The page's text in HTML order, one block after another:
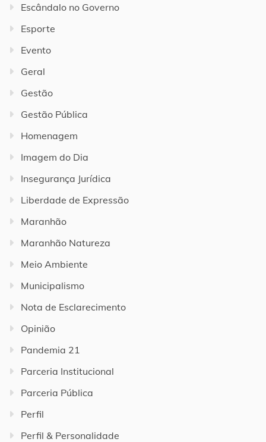
Escândalo no Governo
Esporte
Evento
Geral
Gestão
Gestão Pública
Homenagem
Imagem do Dia
Insegurança Jurídica
Liberdade de Expressão
Maranhão
Maranhão Natureza
Meio Ambiente
Municipalismo
Nota de Esclarecimento
Opinião
Pandemia 21
Parceria Institucional
Parceria Pública
Perfil
Perfil & Personalidade